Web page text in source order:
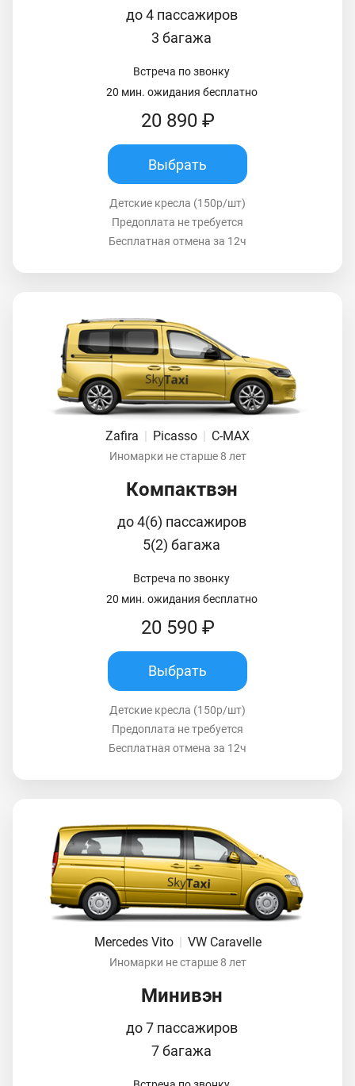
до 4 пассажиров
3 багажа
Встреча по звонку
20 мин. ожидания бесплатно
20 890 ₽
Выбрать
Детские кресла (150р/шт)
Предоплата не требуется
Бесплатная отмена за 12ч
Zafira | Picasso | C-MAX
Иномарки не старше 8 лет
Компактвэн
до 4(6) пассажиров
5(2) багажа
Встреча по звонку
20 мин. ожидания бесплатно
20 590 ₽
Выбрать
Детские кресла (150р/шт)
Предоплата не требуется
Бесплатная отмена за 12ч
Mercedes Vito VW Caravelle
Иномарки не старше 8 лет
Минивэн
до 7 пассажиров
7 багажа